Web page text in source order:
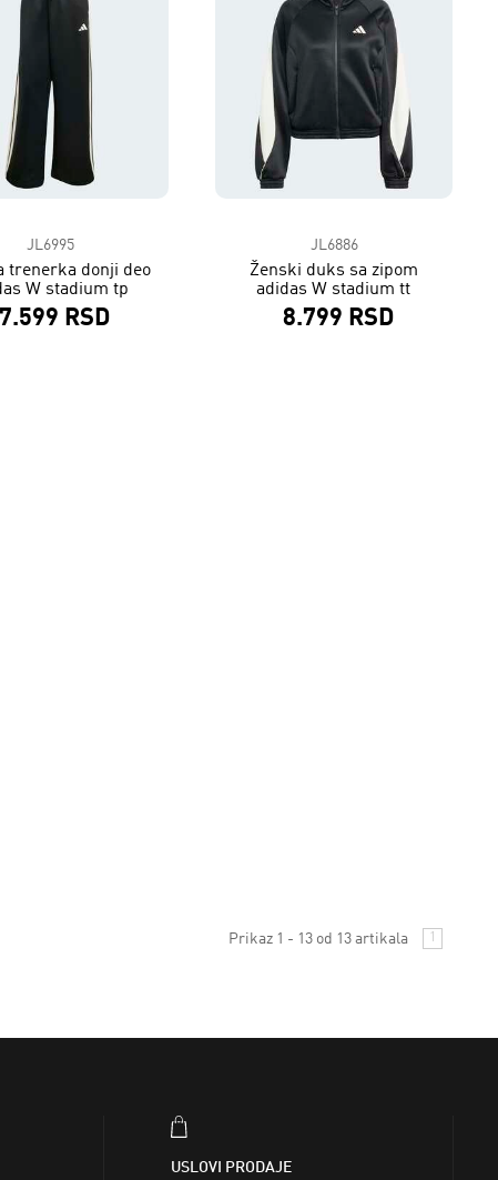
JL6995
trenerka donji deo
W stadium tp
7.599 RSD
JL6886
Ženski duks sa zipom
adidas W stadium tt
8.799 RSD
Prikaz 1 - 13 od 13 artikala 1
USLOVI PRODAJE